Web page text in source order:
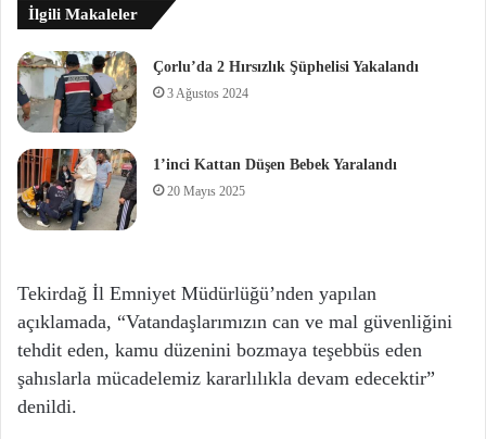
İlgili Makaleler
Çorlu’da 2 Hırsızlık Şüphelisi Yakalandı
3 Ağustos 2024
1’inci Kattan Düşen Bebek Yaralandı
20 Mayıs 2025
Tekirdağ İl Emniyet Müdürlüğü’nden yapılan
açıklamada, “Vatandaşlarımızın can ve mal güvenliğini
tehdit eden, kamu düzenini bozmaya teşebbüs eden
şahıslarla mücadelemiz kararlılıkla devam edecektir”
denildi.